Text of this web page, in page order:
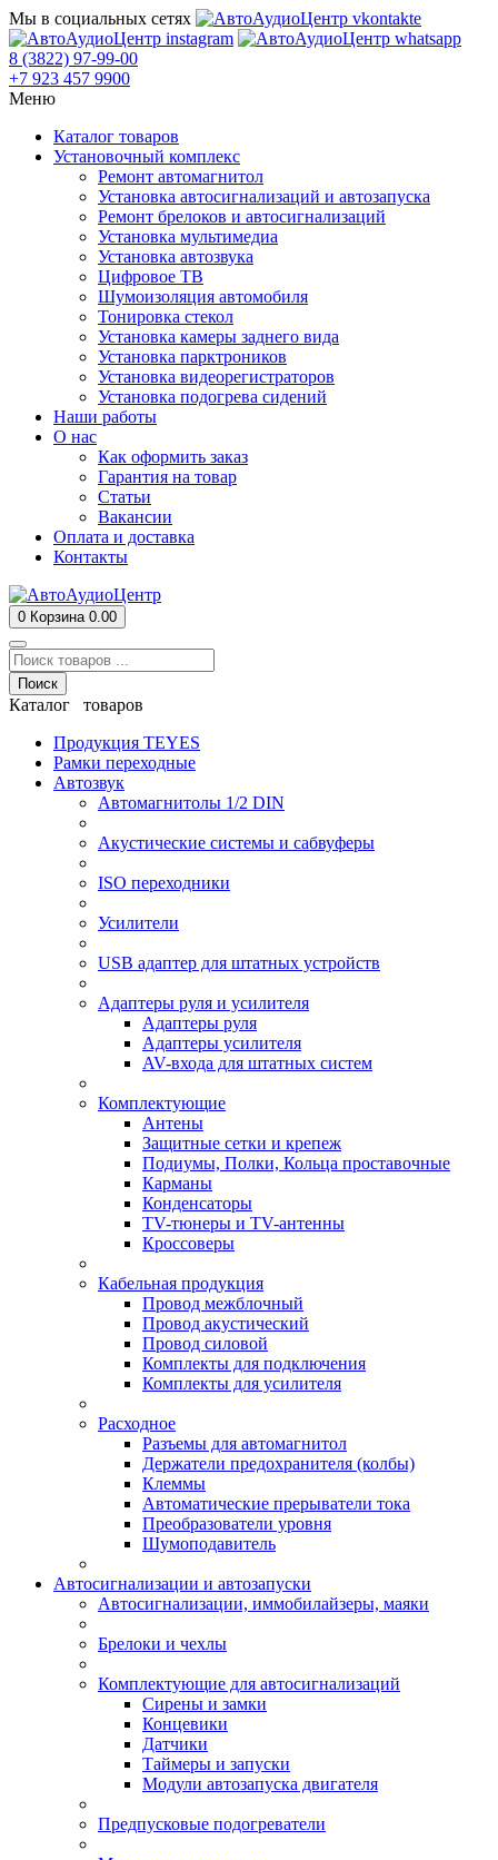
Мы в социальных сетях
8 (3822) 97-99-00
+7 923 457 9900
Меню
Каталог товаров
Установочный комплекс
Ремонт автомагнитол
Установка автосигнализаций и автозапуска
Ремонт брелоков и автосигнализаций
Установка мультимедиа
Установка автозвука
Цифровое ТВ
Шумоизоляция автомобиля
Тонировка стекол
Установка камеры заднего вида
Установка парктроников
Установка видеорегистраторов
Установка подогрева сидений
Наши работы
О нас
Как оформить заказ
Гарантия на товар
Статьи
Вакансии
Оплата и доставка
Контакты
0 Корзина 0.00
Поиск
Каталог товаров
Продукция TEYES
Рамки переходные
Автозвук
Автомагнитолы 1/2 DIN
Акустические системы и сабвуферы
ISO переходники
Усилители
USB адаптер для штатных устройств
Адаптеры руля и усилителя
Адаптеры руля
Адаптеры усилителя
AV-входа для штатных систем
Комплектующие
Антены
Защитные сетки и крепеж
Подиумы, Полки, Кольца проставочные
Карманы
Конденсаторы
TV-тюнеры и TV-антенны
Кроссоверы
Кабельная продукция
Провод межблочный
Провод акустический
Провод силовой
Комплекты для подключения
Комплекты для усилителя
Расходное
Разъемы для автомагнитол
Держатели предохранителя (колбы)
Клеммы
Автоматические прерыватели тока
Преобразователи уровня
Шумоподавитель
Автосигнализации и автозапуски
Автосигнализации, иммобилайзеры, маяки
Брелоки и чехлы
Комплектующие для автосигнализаций
Сирены и замки
Концевики
Датчики
Таймеры и запуски
Модули автозапуска двигателя
Предпусковые подогреватели